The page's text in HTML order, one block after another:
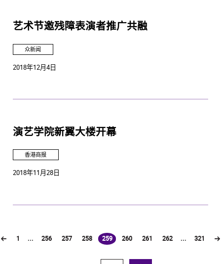
艺术节邀残障表演者推广共融
众新闻
2018年12月4日
演艺学院新翼大楼开幕
香港商报
2018年11月28日
1 ... 256 257 258 259
(current)260 261 262 ... 321